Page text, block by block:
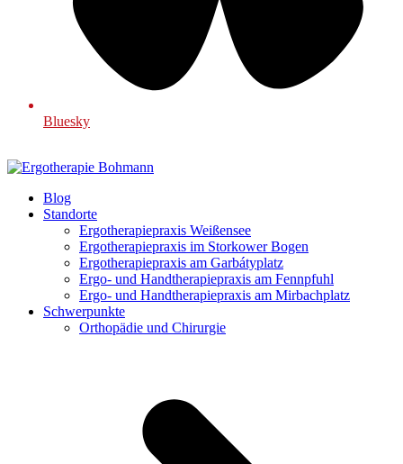
Bluesky
Blog
Standorte
Ergotherapiepraxis Weißensee
Ergotherapiepraxis im Storkower Bogen
Ergotherapiepraxis am Garbátyplatz
Ergo- und Handtherapiepraxis am Fennpfuhl
Ergo- und Handtherapiepraxis am Mirbachplatz
Schwerpunkte
Orthopädie und Chirurgie